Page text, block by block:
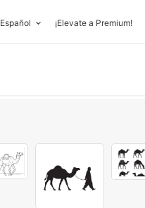
Español ¡Elevate a Premium!